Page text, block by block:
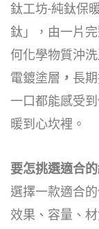
鈦工坊-純鈦保
鈦」，由一片
何化學物質沖
電鍍塗層 ， 長
一口都能感受
暖到心坎裡。
要怎挑選適合
選擇一款適合
效果、容量、